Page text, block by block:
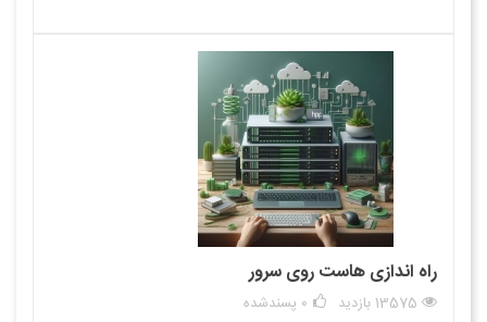
راه اندازی هاست روی سرور
13575 بازدید 0 پسندشده